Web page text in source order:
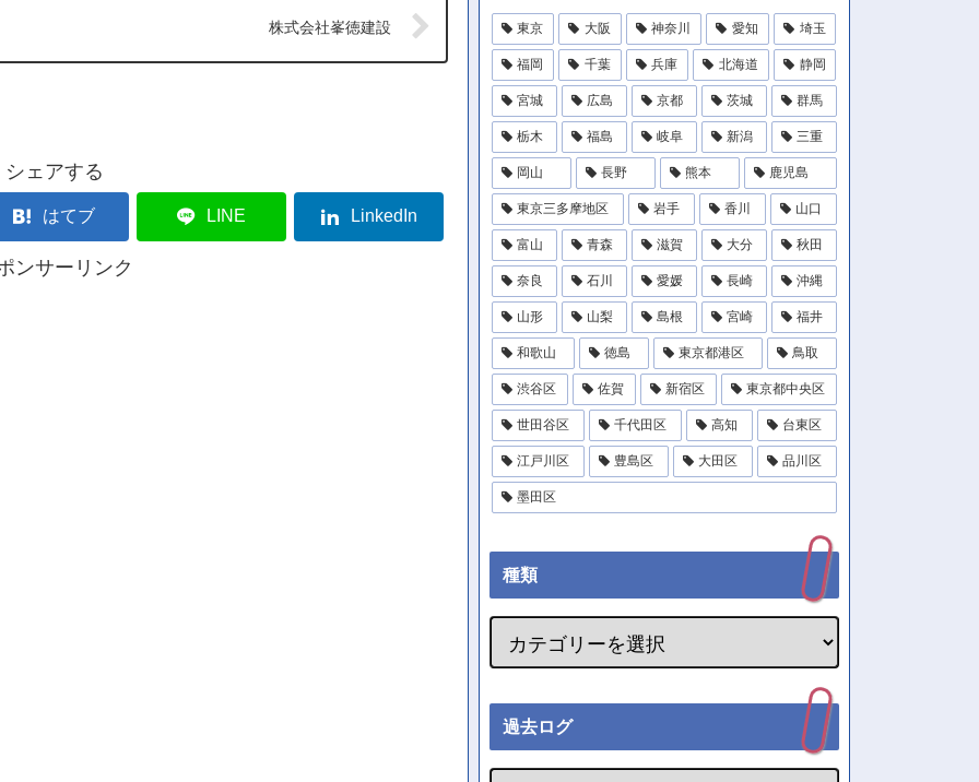
株式会社峯徳建設
シェアする
はてブ LINE LinkedIn
ンサーリンク
東京 大阪 神奈川 愛知 埼玉
福岡 千葉 兵庫 北海道 静岡
宮城 広島 京都 茨城 群馬
栃木 福島 岐阜 新潟 三重
岡山 長野 熊本 鹿児島
東京三多摩地区 岩手 香川 山口
富山 青森 滋賀 大分 秋田
奈良 石川 愛媛 長崎 沖縄
山形 山梨 島根 宮崎 福井
和歌山 徳島 東京都港区 鳥取
渋谷区 佐賀 新宿区 東京都中央区
世田谷区 千代田区 高知 台東区
江戸川区 豊島区 大田区 品川区
墨田区
種類
過去ログ